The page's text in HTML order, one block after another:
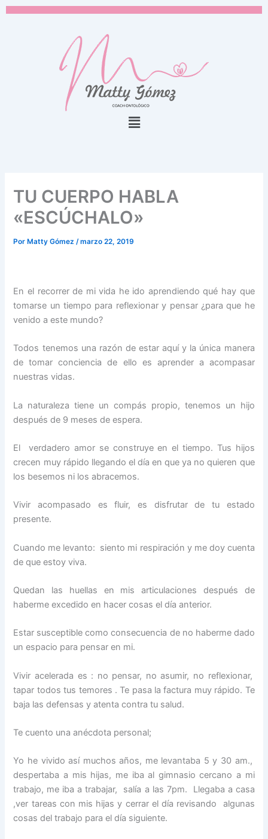
Menú
TU CUERPO HABLA
«ESCÚCHALO»
PorMatty Gómez/marzo 22, 2019
En el recorrer de mi vida he ido aprendiendo qué hay que
tomarse un tiempo para reflexionar y pensar ¿para que he
venido a este mundo?
Todos tenemos una razón de estar aquí y la única manera
de tomar conciencia de ello es aprender a acompasar
nuestras vidas.
La naturaleza tiene un compás propio, tenemos un hijo
después de 9 meses de espera.
El verdadero amor se construye en el tiempo. Tus hijos
crecen muy rápido llegando el día en que ya no quieren que
los besemos ni los abracemos.
Vivir acompasado es fluir, es disfrutar de tu estado
presente.
Cuando me levanto: siento mi respiración y me doy cuenta
de que estoy viva.
Quedan las huellas en mis articulaciones después de
haberme excedido en hacer cosas el día anterior.
Estar susceptible como consecuencia de no haberme dado
un espacio para pensar en mi.
Vivir acelerada es : no pensar, no asumir, no reflexionar,
tapar todos tus temores . Te pasa la factura muy rápido. Te
baja las defensas y atenta contra tu salud.
Te cuento una anécdota personal;
Yo he vivido así muchos años, me levantaba 5 y 30 am.,
despertaba a mis hijas, me iba al gimnasio cercano a mi
trabajo, me iba a trabajar, salía a las 7pm. Llegaba a casa
,ver tareas con mis hijas y cerrar el día revisando algunas
cosas del trabajo para el día siguiente.